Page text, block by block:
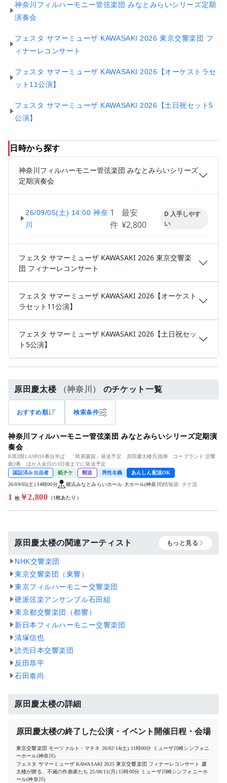
神奈川フィルハーモニー管弦楽団 みなとみらいシリーズ定期
演奏会
フェスタ サマーミューザ KAWASAKI 2026 東京交響楽団 フ
ィナーレコンサート
フェスタ サマーミューザ KAWASAKI 2026【オーケストラセ
ット11公演】
フェスタ サマーミューザ KAWASAKI 2026【土日祝セット5
公演】
日時から探す
神奈川フィルハーモニー管弦楽団 みなとみらいシリーズ
定期演奏会
26/09/05(土) 14:00 神奈
川
1
件
最安
¥2,800
D 入手しやす
い
フェスタ サマーミューザ KAWASAKI 2026 東京交響楽
団 フィナーレコンサート
フェスタ サマーミューザ KAWASAKI 2026【オーケスト
ラセット11公演】
フェスタ サマーミューザ KAWASAKI 2026【土日祝セッ
ト5公演】
原田慶太楼 （神奈川） のチケット一覧
おすすめ順 検索条件
神奈川フィルハーモニー管弦楽団 みなとみらいシリーズ定期演
奏会
B席2階LA3列10番台半ば 「簡易書留」発送予定 原田慶太楼氏指揮 コープランド:交響
曲3番 ほか入金日の3日後までに発送予定
認証済み出品者
紙チケ 郵送 男性名義 あんしん配送OK
26/09/05(土) 14時00分 横浜みなとみらいホール 大ホール(神奈川)情報源: チケ流
1 枚￥2,800 （1枚あたり）
原田慶太楼の関連アーティスト もっと見る
NHK交響楽団
東京交響楽団（東響）
東京フィルハーモニー交響楽団
硬派弦楽アンサンブル石田組
東京都交響楽団（都響）
新日本フィルハーモニー交響楽団
清塚信也
読売日本交響楽団
反田恭平
石田泰尚
原田慶太楼の詳細
原田慶太楼の終了した公演・イベント開催日程・会場
東京交響楽団 モーツァルト・マチネ 26/02/14(土) 11時00分 ミューザ川崎シンフォニ
ーホール(神奈川)
フェスタ サマーミューザ KAWASAKI 2025 東京交響楽団 フィナーレコンサート 慶
太楼が贈る、不滅の作曲家たち 25/08/11(月) 15時00分 ミューザ川崎シンフォニーホ
ール(神奈川)